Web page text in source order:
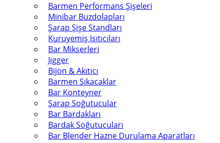
Barmen Performans Şişeleri
Minibar Buzdolapları
Şarap Şişe Standları
Kuruyemiş Isıtıcıları
Bar Mikserleri
Jigger
Bijon & Akıtıcı
Barmen Sıkacaklar
Bar Konteyner
Şarap Soğutucular
Bar Bardakları
Bardak Soğutucuları
Bar Blender Hazne Durulama Aparatları